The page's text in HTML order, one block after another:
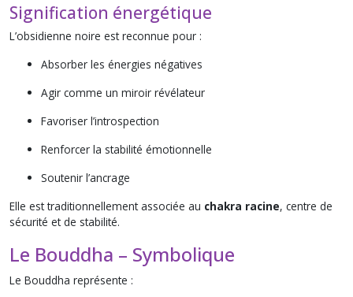
Signification énergétique
L’obsidienne noire est reconnue pour :
Absorber les énergies négatives
Agir comme un miroir révélateur
Favoriser l’introspection
Renforcer la stabilité émotionnelle
Soutenir l’ancrage
Elle est traditionnellement associée au chakra racine, centre de
sécurité et de stabilité.
Le Bouddha – Symbolique
Le Bouddha représente :